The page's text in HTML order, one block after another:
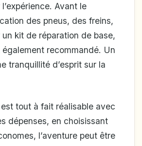
Avant le
des pneus, des freins,
kit de réparation de base,
recommandé. Un
tranquillité d’esprit sur la
tout à fait réalisable avec
dépenses, en choisissant
l’aventure peut être